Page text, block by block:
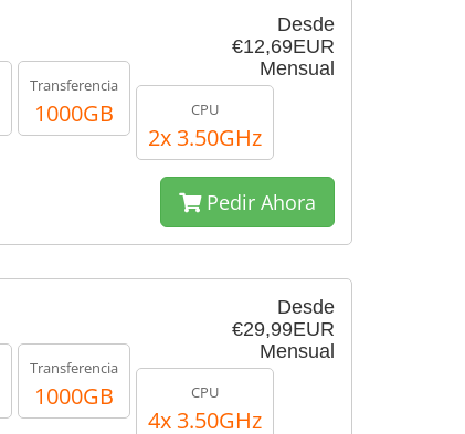
Desde
€12,69EUR
Mensual
Transferencia
1000GB CPU
2x 3.50GHz
Pedir Ahora
Desde
€29,99EUR
Mensual
Transferencia
1000GB CPU
4x 3.50GHz